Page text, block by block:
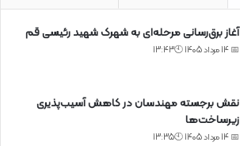
آغاز برق‌رسانی مرحله‌ای به شهرک شهید رئیسی قم
📅 14 مرداد 1405 🕙13:43
نقش برجسته مهندسان در کاهش آسیب‌پذیری
زیرساخت‌ها
📅 14 مرداد 1405 🕙13:35